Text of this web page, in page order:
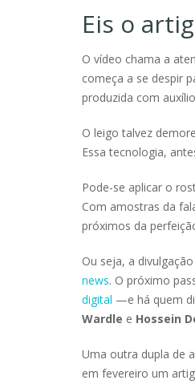
Eis o
O vídeo chama a
começa a se despir
produzida com
O leigo talvez
Essa tecnologia,
Pode-se aplicar o
Com amostras da
próximos da
Ou seja, a
news. O próximo
digital —e há quem
Wardle e Hossein
Uma outra dupla de
em fevereiro um